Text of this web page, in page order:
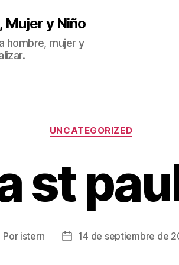
Mujer y Niño
hombre, mujer y
Categorías
UNCATEGORIZED
st
Por istern
Fecha14 de septiembre de